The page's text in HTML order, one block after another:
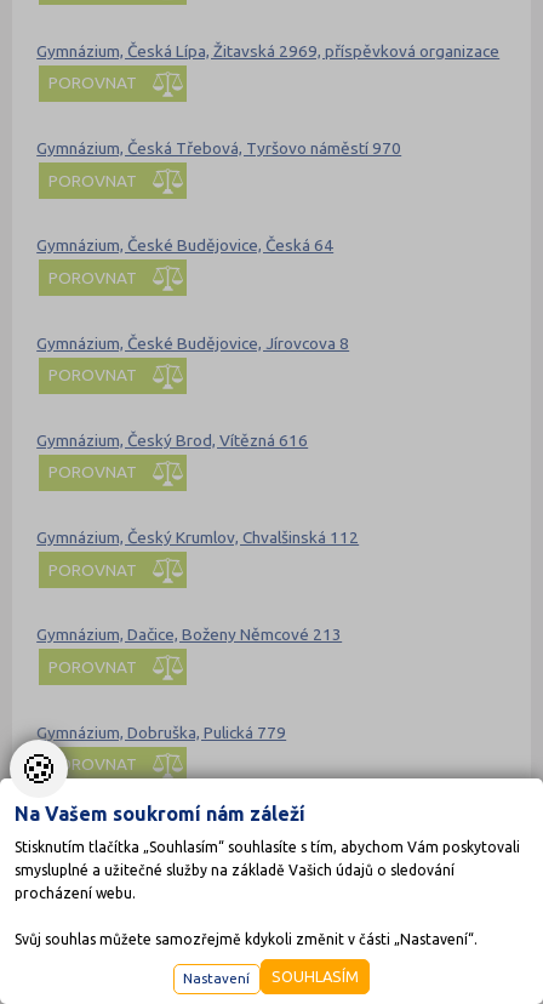
Gymnázium, Česká Lípa, Žitavská 2969, příspěvková organizace
POROVNAT
Gymnázium, Česká Třebová, Tyršovo náměstí 970
POROVNAT
Gymnázium, České Budějovice, Česká 64
POROVNAT
Gymnázium, České Budějovice, Jírovcova 8
POROVNAT
Gymnázium, Český Brod, Vítězná 616
POROVNAT
Gymnázium, Český Krumlov, Chvalšinská 112
POROVNAT
Gymnázium, Dačice, Boženy Němcové 213
POROVNAT
Gymnázium, Dobruška, Pulická 779
POROVNAT
POROVNAT
organizace
🍪
Na Vašem soukromí nám záleží
Stisknutím tlačítka „Souhlasím“ souhlasíte s tím, abychom Vám poskytovali
smysluplné a užitečné služby na základě Vašich údajů o sledování
procházení webu.
Svůj souhlas můžete samozřejmě kdykoli změnit v části „Nastavení“.
Nastavení SOUHLASÍM